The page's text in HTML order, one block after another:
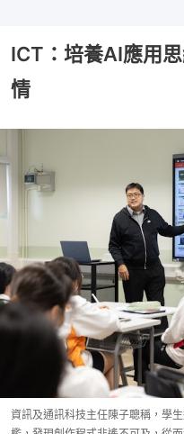
ICT：培養AI應用
情
資訊及通訊科技主任陳子聰稱，學